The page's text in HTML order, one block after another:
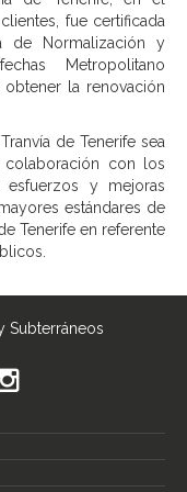
fue certificada
de Normalización y
Metropolitano
obtener la renovación
de Tenerife sea
con los
y mejoras
estándares de
Tenerife en referente
Subterráneos